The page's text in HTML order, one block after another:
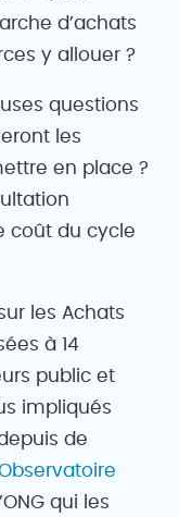
d’achats
y allouer ?
questions
les
en place ?
coût du cycle
les Achats
à 14
public et
impliqués
de
qui les